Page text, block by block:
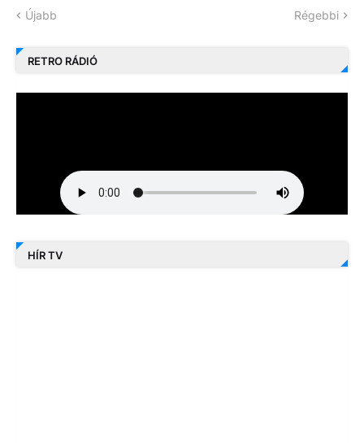
Újabb Régebbi
RETRO RÁDIÓ
HÍR TV